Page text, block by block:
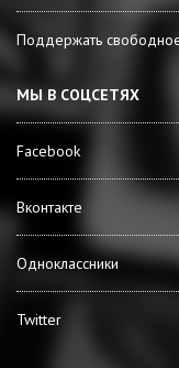
Поддержать
МЫ В СОЦСЕТЯХ
Facebook
Вконтакте
Одноклассники
Twitter